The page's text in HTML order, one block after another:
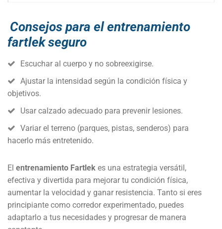
Consejos para el entrenamiento
fartlek seguro
Escuchar al cuerpo y no sobreexigirse.
Ajustar la intensidad según la condición física y
objetivos.
Usar calzado adecuado para prevenir lesiones.
Variar el terreno (parques, pistas, senderos) para
hacerlo más entretenido.
El entrenamiento Fartlek es una estrategia versátil,
efectiva y divertida para mejorar tu condición física,
aumentar la velocidad y ganar resistencia. Tanto si eres
principiante como corredor experimentado, puedes
adaptarlo a tus necesidades y progresar de manera